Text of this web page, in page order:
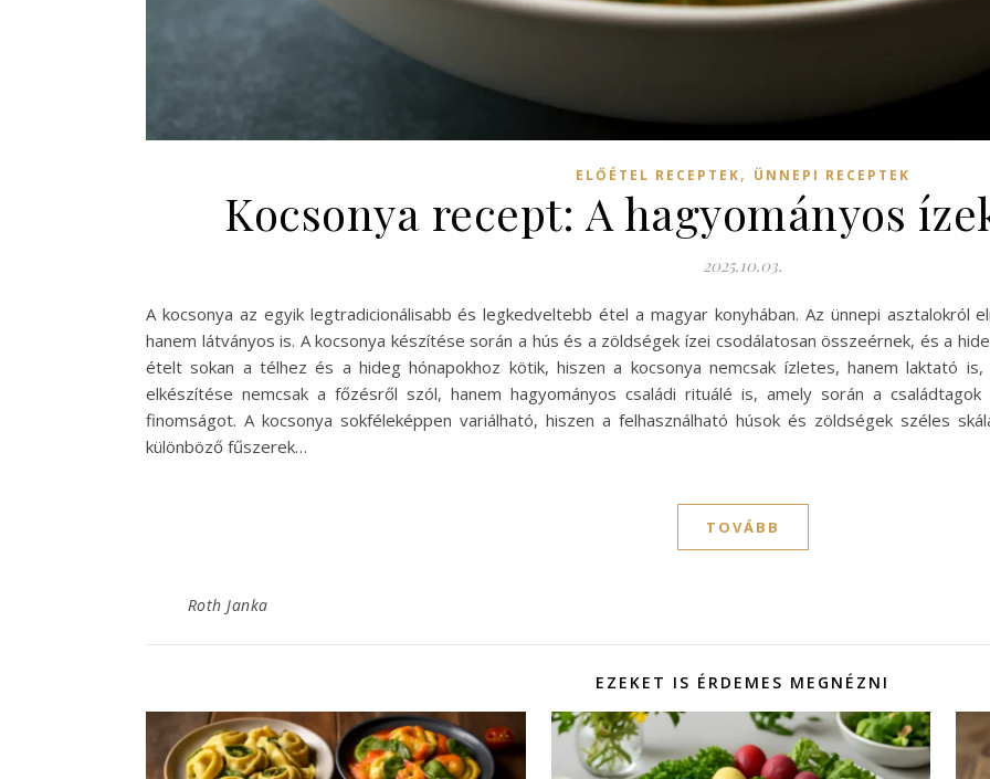
ELŐÉTEL RECEPTEK, ÜNNEPI RECEPTEK
Kocsonya recept: A hagyományos
2025.10.03.
A kocsonya az egyik legtradicionálisabb és legkedveltebb étel a magyar konyhában. Az ünnepi asztalokról
hanem látványos is. A kocsonya készítése során a hús és a zöldségek ízei csodálatosan összeérnek, és a
ételt sokan a télhez és a hideg hónapokhoz kötik, hiszen a kocsonya nemcsak ízletes, hanem laktató
elkészítése nemcsak a főzésről szól, hanem hagyományos családi rituálé is, amely során a
finomságot. A kocsonya sokféleképpen variálható, hiszen a felhasználható húsok és zöldségek széles
különböző fűszerek…
TOVÁBB
Roth Janka
EZEKET IS ÉRDEMES MEGNÉZNI